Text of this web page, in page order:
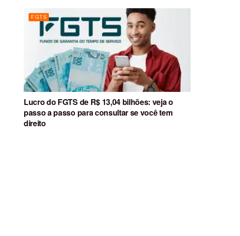
FGTS
Lucro do FGTS de R$ 13,04 bilhões: veja o
passo a passo para consultar se você tem
direito